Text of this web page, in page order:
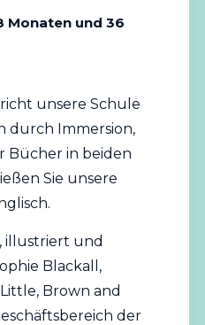
Monaten und 36
unsere Schule
durch Immersion,
Bücher in beiden
Sie unsere
, illustriert und
Blackall,
Brown and
der